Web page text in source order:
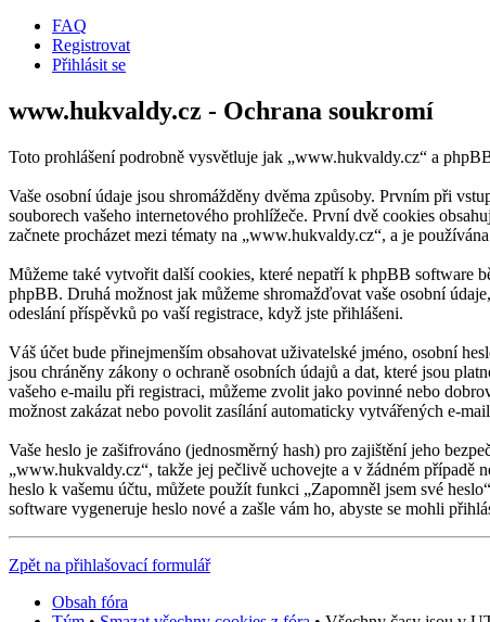
FAQ
Registrovat
Přihlásit se
www.hukvaldy.cz - Ochrana soukromí
Toto prohlášení podrobně vysvětluje jak „www.hukvaldy.cz“ a
Vaše osobní údaje jsou shromážděny dvěma způsoby. Prvním při
souborech vašeho internetového prohlížeče. První dvě cookies
začnete procházet mezi tématy na „www.hukvaldy.cz“, a je
Můžeme také vytvořit další cookies, které nepatří k phpBB software
phpBB. Druhá možnost jak můžeme shromažďovat vaše osobní
odeslání příspěvků po vaší registrace, když jste přihlášeni.
Váš účet bude přinejmenším obsahovat uživatelské jméno, osobní
jsou chráněny zákony o ochraně osobních údajů a dat, které jsou
vašeho e-mailu při registraci, můžeme zvolit jako povinné nebo
možnost zakázat nebo povolit zasílání automaticky vytvářených e-
Vaše heslo je zašifrováno (jednosměrný hash) pro zajištění jeho
„www.hukvaldy.cz“, takže jej pečlivě uchovejte a v žádném případě
heslo k vašemu účtu, můžete použít funkci „Zapomněl jsem své
software vygeneruje heslo nové a zašle vám ho, abyste se mohli
Zpět na přihlašovací formulář
Obsah fóra